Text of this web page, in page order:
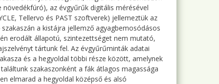
az évgyűrűk digitális mérésével
Tellervo és PAST szoftverek) jellemeztük az
a kistájra jellemző agyagbemosódásos
erodált állapotú, szintezettséget nem mutató,
tártunk fel. Az évgyűrűminták adatai
és a hegyoldal többi része között, amelynek
szakaszonként a fák átlagos magassága
elmarad a hegyoldal középső és alsó